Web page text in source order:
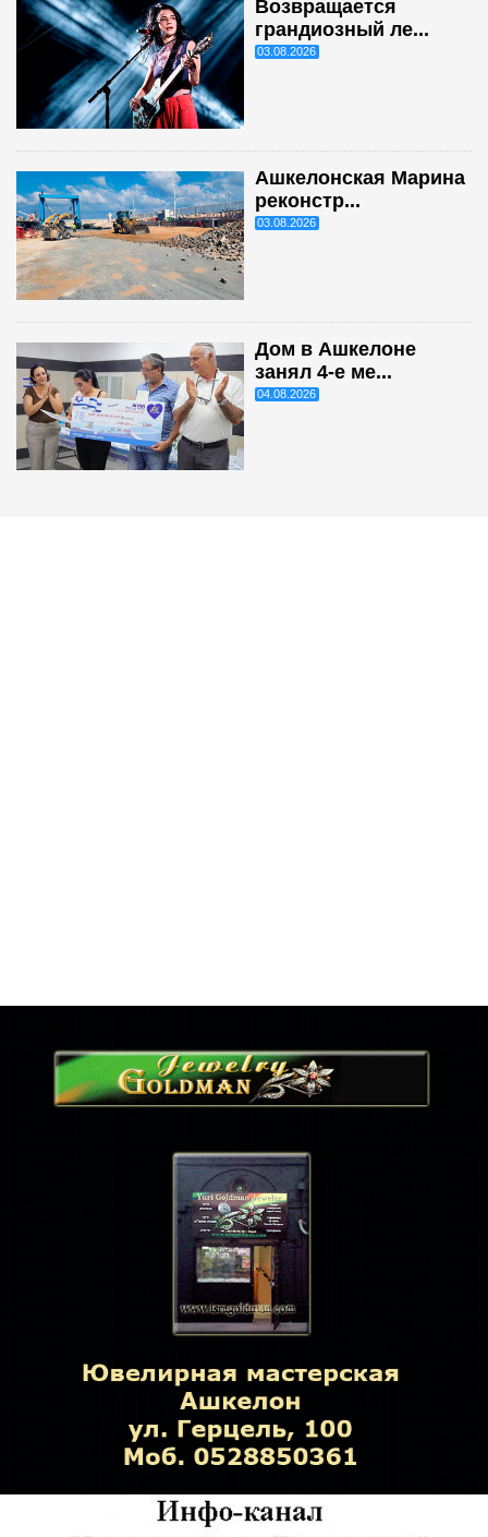
Возвращается
грандиозный ле...
03.08.2026
Ашкелонская Марина
реконстр...
03.08.2026
Дом в Ашкелоне
занял 4-е ме...
04.08.2026